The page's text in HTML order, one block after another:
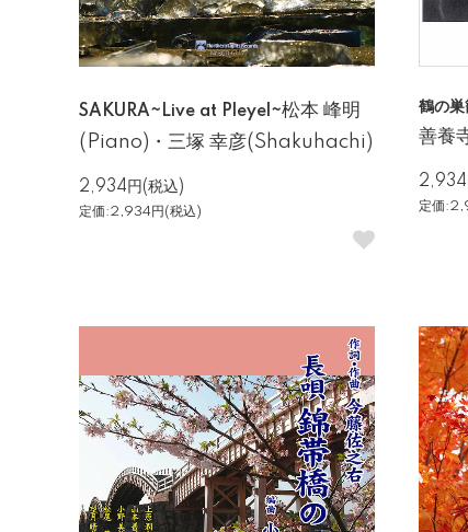
SAKURA~Live at Pleyel~松本 峰明
(Piano)・三塚 幸彦(Shakuhachi)
2,934円(税込)
定価:2,934円(税込)
鶴の巣
善養
2,934
定価